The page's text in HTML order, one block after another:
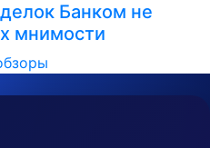
Банком не
мнимости